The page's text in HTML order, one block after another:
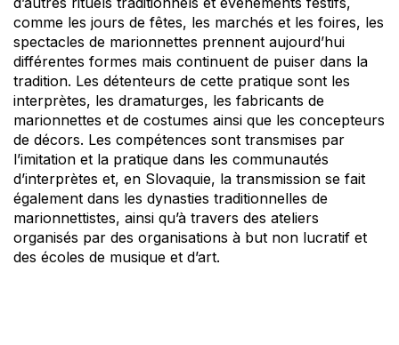
comme les jours de fêtes, les marchés et les foires, les
spectacles de marionnettes prennent aujourd’hui
différentes formes mais continuent de puiser dans la
tradition. Les détenteurs de cette pratique sont les
interprètes, les dramaturges, les fabricants de
marionnettes et de costumes ainsi que les concepteurs
de décors. Les compétences sont transmises par
l’imitation et la pratique dans les communautés
d’interprètes et, en Slovaquie, la transmission se fait
également dans les dynasties traditionnelles de
marionnettistes, ainsi qu’à travers des ateliers
organisés par des organisations à but non lucratif et
des écoles de musique et d’art.